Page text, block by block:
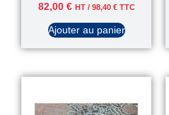
82,00 € HT / 98,40 €TTC
Ajouter au panier